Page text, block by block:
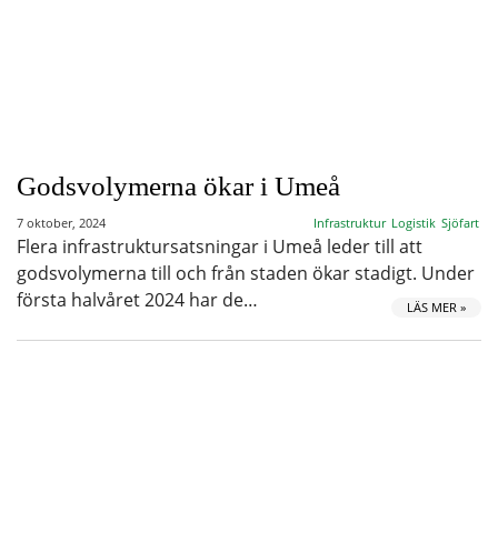
Godsvolymerna ökar i Umeå
7 oktober, 2024 Infrastruktur Logistik Sjöfart
Flera infrastruktursatsningar i Umeå leder till att
godsvolymerna till och från staden ökar stadigt. Under
första halvåret 2024 har de…
LÄS MER »